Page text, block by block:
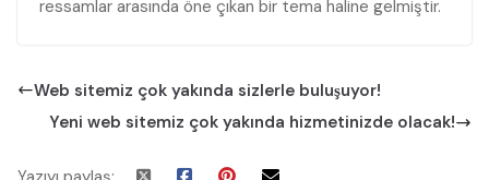
ressamlar arasında öne çıkan bir tema haline gelmiştir.
Web sitemiz çok yakında sizlerle buluşuyor!
Yeni web sitemiz çok yakında hizmetinizde olacak!